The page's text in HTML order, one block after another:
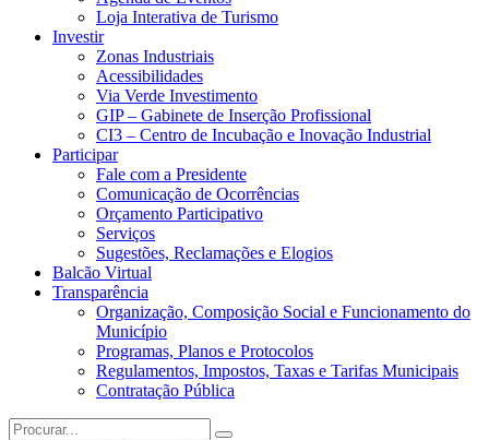
Loja Interativa de Turismo
Investir
Zonas Industriais
Acessibilidades
Via Verde Investimento
GIP – Gabinete de Inserção Profissional
CI3 – Centro de Incubação e Inovação Industrial
Participar
Fale com a Presidente
Comunicação de Ocorrências
Orçamento Participativo
Serviços
Sugestões, Reclamações e Elogios
Balcão Virtual
Transparência
Organização, Composição Social e Funcionamento do
Município
Programas, Planos e Protocolos
Regulamentos, Impostos, Taxas e Tarifas Municipais
Contratação Pública